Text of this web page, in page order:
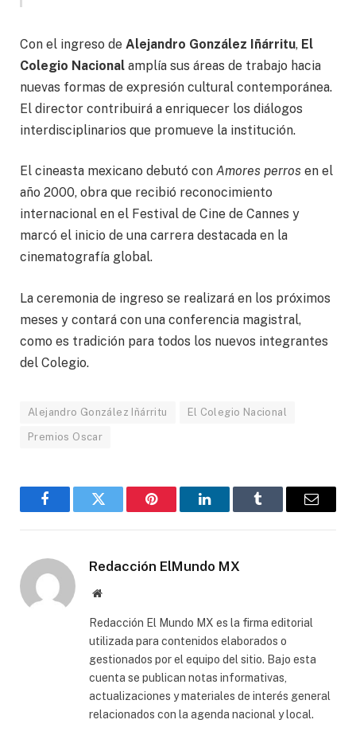
Con el ingreso de Alejandro González Iñárritu, El
Colegio Nacional amplía sus áreas de trabajo hacia
nuevas formas de expresión cultural contemporánea.
El director contribuirá a enriquecer los diálogos
interdisciplinarios que promueve la institución.
El cineasta mexicano debutó con Amores perros en el
año 2000, obra que recibió reconocimiento
internacional en el Festival de Cine de Cannes y
marcó el inicio de una carrera destacada en la
cinematografía global.
La ceremonia de ingreso se realizará en los próximos
meses y contará con una conferencia magistral,
como es tradición para todos los nuevos integrantes
del Colegio.
Alejandro González Iñárritu El Colegio Nacional
Premios Oscar
FacebookGorjeo Pinterest LinkedInTumblr
Correo
Redacción ElMundo MX
Sitio
Redacción El Mundo MX es la firma editorial
utilizada para contenidos elaborados o
gestionados por el equipo del sitio. Bajo esta
cuenta se publican notas informativas,
actualizaciones y materiales de interés general
relacionados con la agenda nacional y local.